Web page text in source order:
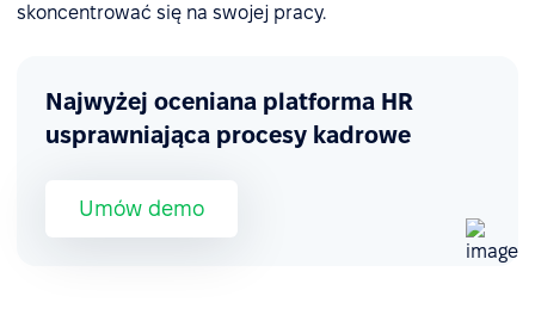
skoncentrować się na swojej pracy.
Najwyżej oceniana platforma HR
usprawniająca procesy kadrowe
Umów demo